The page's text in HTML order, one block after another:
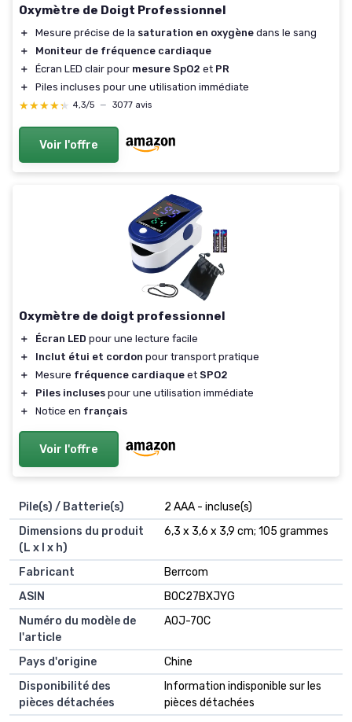
Oxymètre de Doigt Professionnel
＋ Mesure précise de la saturation en oxygène dans le sang
＋
Moniteur de fréquence cardiaque
＋
Écran LED clair pour mesure SpO2 et PR
＋
Piles incluses pour une utilisation immédiate
★★★★★
★★★★★ 4,3/5 — 3077 avis
Voir l'offre
Oxymètre de doigt professionnel
＋ Écran LED pour une lecture facile
＋
Inclut étui et cordon pour transport pratique
＋
Mesure fréquence cardiaque et SPO2
＋
Piles incluses pour une utilisation immédiate
＋
Notice en français
Voir l'offre
Pile(s) / Batterie(s)
2 AAA - incluse(s)
Dimensions du produit
(L x l x h)
6,3 x 3,6 x 3,9 cm; 105 grammes
Fabricant
Berrcom
ASIN
B0C27BXJYG
Numéro du modèle de
l'article
AOJ-70C
Pays d'origine
Chine
Disponibilité des
pièces détachées
Information indisponible sur les
pièces détachées